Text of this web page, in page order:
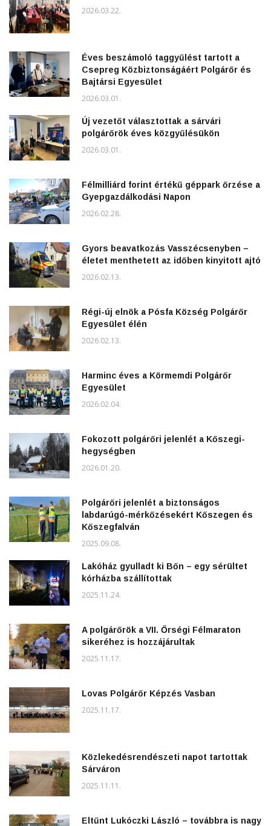
2026.03.22.
Éves beszámoló taggyűlést tartott a
Csepreg Közbiztonságáért Polgárőr és
Bajtársi Egyesület
2026.03.01.
Új vezetőt választottak a sárvári
polgárőrök éves közgyűlésükön
2026.03.01.
Félmilliárd forint értékű géppark őrzése a
Gyepgazdálkodási Napon
2026.02.28.
Gyors beavatkozás Vasszécsenyben –
életet menthetett az időben kinyitott ajtó
2026.02.13.
Régi-új elnök a Pósfa Község Polgárőr
Egyesület élén
2026.02.13.
Harminc éves a Körmemdi Polgárőr
Egyesület
2026.02.04.
Fokozott polgárőri jelenlét a Kőszegi-
hegységben
2026.01.20.
Polgárőri jelenlét a biztonságos
labdarúgó-mérkőzésekért Kőszegen és
Kőszegfalván
2025.09.08.
Lakóház gyulladt ki Bőn – egy sérültet
kórházba szállítottak
2025.11.24.
A polgárőrök a VII. Őrségi Félmaraton
sikeréhez is hozzájárultak
2025.11.17.
Lovas Polgárőr Képzés Vasban
2025.11.17.
Közlekedésrendészeti napot tartottak
Sárváron
2025.11.11.
Eltűnt Lukóczki László – továbbra is nagy